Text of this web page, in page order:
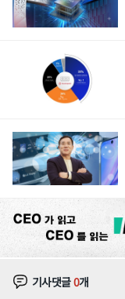
기사댓글0개